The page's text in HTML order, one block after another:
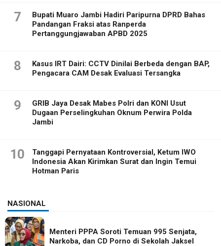
7
Bupati Muaro Jambi Hadiri Paripurna DPRD Bahas
Pandangan Fraksi atas Ranperda
Pertanggungjawaban APBD 2025
8
Kasus IRT Dairi: CCTV Dinilai Berbeda dengan BAP,
Pengacara CAM Desak Evaluasi Tersangka
9
GRIB Jaya Desak Mabes Polri dan KONI Usut
Dugaan Perselingkuhan Oknum Perwira Polda
Jambi
10
Tanggapi Pernyataan Kontroversial, Ketum IWO
Indonesia Akan Kirimkan Surat dan Ingin Temui
Hotman Paris
NASIONAL
Menteri PPPA Soroti Temuan 995 Senjata,
Narkoba, dan CD Porno di Sekolah Jaksel